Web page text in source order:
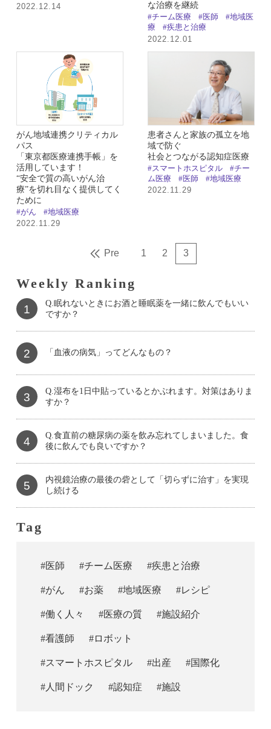
2022.12.14
な治療を継続
#チーム医療 #医師
#地域医
療
#疾患と治療
2022.12.01
がん地域連携クリティカル
パス
「東京都医療連携手帳」を
活用しています！
“安全で質の高いがん治
療”を切れ目なく提供してく
ために
#がん #地域医療
2022.11.29
患者さんと家族の孤立を地
域で防ぐ
社会とつながる認知症医療
#スマートホスピタル
#チー
ム医療
#医師 #地域医療
2022.11.29
Pre 1 2 3
Weekly Ranking
1
Q.眠れないときにお酒と睡眠薬を一緒に飲んでもいい
ですか？
2 「血液の病気」ってどんなもの？
3
Q.湿布を1日中貼っているとかぶれます。対策はありま
すか？
4
Q.食直前の糖尿病の薬を飲み忘れてしまいました。食
後に飲んでも良いですか？
5
内視鏡治療の最後の砦として「切らずに治す」を実現
し続ける
Tag
#医師 #チーム医療 #疾患と治療
#がん #お薬 #地域医療 #レシピ
#働く人々 #医療の質 #施設紹介
#看護師 #ロボット
#スマートホスピタル #出産 #国際化
#人間ドック #認知症 #施設